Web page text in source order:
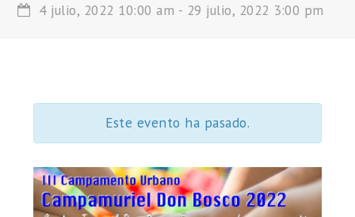
4 julio, 2022 10:00 am - 29 julio, 2022 3:00 pm
Este evento ha pasado.